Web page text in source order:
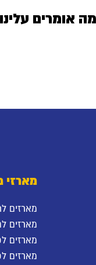
מה אומרים עלינו
מארזי
מארזים
מארזים
מארזים
מארזים